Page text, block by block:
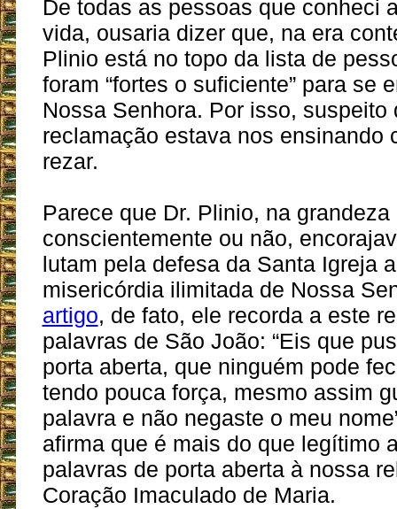
De todas as pessoas que conheci
vida, ousaria dizer que, na era
Plinio está no topo da lista de
foram “fortes o suficiente” para se
Nossa Senhora. Por isso, suspeito
reclamação estava nos ensinando
rezar.
Parece que Dr. Plinio, na grandeza
conscientemente ou não,
lutam pela defesa da Santa Igreja
misericórdia ilimitada de Nossa
artigo, de fato, ele recorda a este
palavras de São João: “Eis que
porta aberta, que ninguém pode
tendo pouca força, mesmo assim
palavra e não negaste o meu
afirma que é mais do que legítimo
palavras de porta aberta à nossa
Coração Imaculado de Maria.